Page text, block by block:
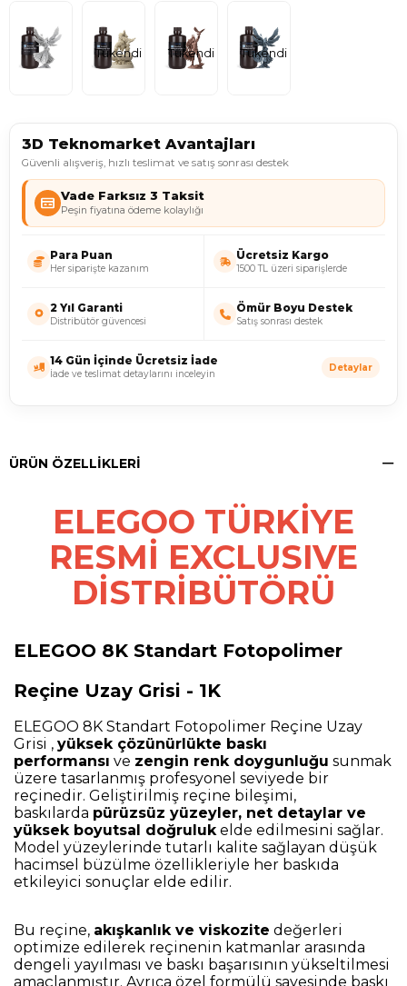
Tükendi Tükendi Tükendi
3D Teknomarket Avantajları
Güvenli alışveriş, hızlı teslimat ve satış sonrası destek
Vade Farksız 3 Taksit
Peşin fiyatına ödeme kolaylığı
Para Puan
Her siparişte kazanım
Ücretsiz Kargo
1500 TL üzeri siparişlerde
2 Yıl Garanti
Distribütör güvencesi
Ömür Boyu Destek
Satış sonrası destek
14 Gün İçinde Ücretsiz İade
İade ve teslimat detaylarını inceleyin
Detaylar
ÜRÜN ÖZELLIKLERI
ELEGOO TÜRKİYE
RESMİ EXCLUSIVE
DİSTRİBÜTÖRÜ
ELEGOO 8K Standart Fotopolimer
Reçine Uzay Grisi - 1K
ELEGOO 8K Standart Fotopolimer Reçine Uzay
Grisi , yüksek çözünürlükte baskı
performansı ve zengin renk doygunluğu sunmak
üzere tasarlanmış profesyonel seviyede bir
reçinedir. Geliştirilmiş reçine bileşimi,
baskılarda pürüzsüz yüzeyler, net detaylar ve
yüksek boyutsal doğrulukelde edilmesini sağlar.
Model yüzeylerinde tutarlı kalite sağlayan düşük
hacimsel büzülme özellikleriyle her baskıda
etkileyici sonuçlar elde edilir.
Bu reçine, akışkanlık ve viskozite değerleri
optimize edilerek reçinenin katmanlar arasında
dengeli yayılması ve baskı başarısının yükseltilmesi
amaçlanmıştır. Ayrıca özel formülü sayesinde baskı